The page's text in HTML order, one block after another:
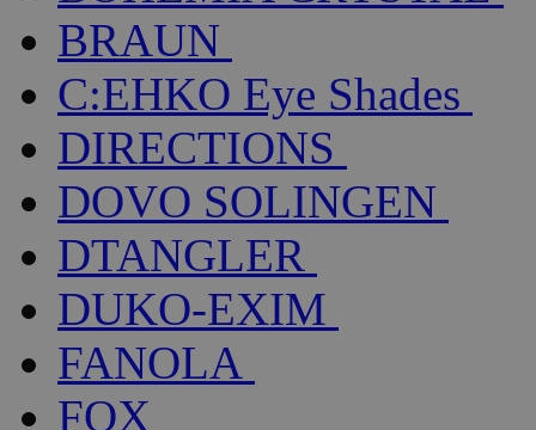
BRAUN
C:EHKO Eye Shades
DIRECTIONS
DOVO SOLINGEN
DTANGLER
DUKO-EXIM
FANOLA
FOX